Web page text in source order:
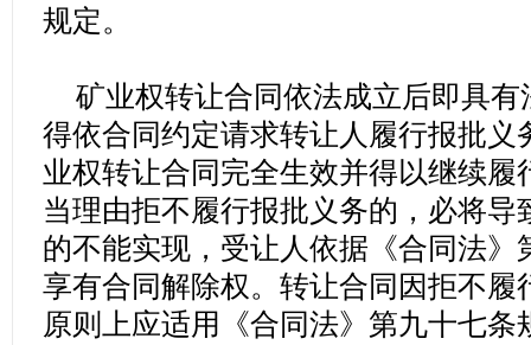
规定。
矿业权转让合同依法成立后即具
得依合同约定请求转让人履行报批义
业权转让合同完全生效并得以继续履
当理由拒不履行报批义务的，必将导
的不能实现，受让人依据《合同法》
享有合同解除权。转让合同因拒不履
原则上应适用《合同法》第九十七条